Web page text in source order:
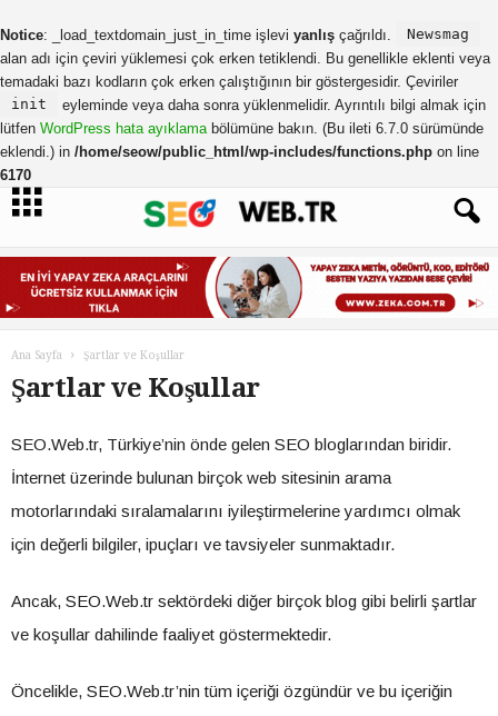
Notice: _load_textdomain_just_in_time işlevi yanlış çağrıldı.
Newsmag
alan adı için çeviri yüklemesi çok erken tetiklendi. Bu genellikle eklenti veya
temadaki bazı kodların çok erken çalıştığının bir göstergesidir. Çeviriler
init
eyleminde veya daha sonra yüklenmelidir. Ayrıntılı bilgi almak için
lütfen WordPress hata ayıklamabölümüne bakın. (Bu ileti 6.7.0 sürümünde
eklendi.) in /home/seow/public_html/wp-includes/functions.php on line
6170
Ana Sayfa Şartlar ve Koşullar
Şartlar ve Koşullar
SEO.Web.tr, Türkiye’nin önde gelen SEO bloglarından biridir.
İnternet üzerinde bulunan birçok web sitesinin arama
motorlarındaki sıralamalarını iyileştirmelerine yardımcı olmak
için değerli bilgiler, ipuçları ve tavsiyeler sunmaktadır.
Ancak, SEO.Web.tr sektördeki diğer birçok blog gibi belirli şartlar
ve koşullar dahilinde faaliyet göstermektedir.
Öncelikle, SEO.Web.tr’nin tüm içeriği özgündür ve bu içeriğin